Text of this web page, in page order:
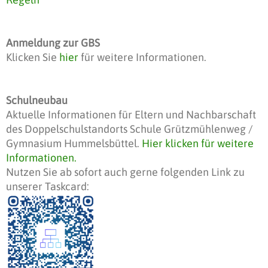
Anmeldung zur GBS
Klicken Sie hierfür weitere Informationen.
Schulneubau
Aktuelle Informationen für Eltern und Nachbarschaft
des Doppelschulstandorts Schule Grützmühlenweg /
Gymnasium Hummelsbüttel. Hier klicken für weitere
Informationen.
Nutzen Sie ab sofort auch gerne folgenden Link zu
unserer Taskcard: